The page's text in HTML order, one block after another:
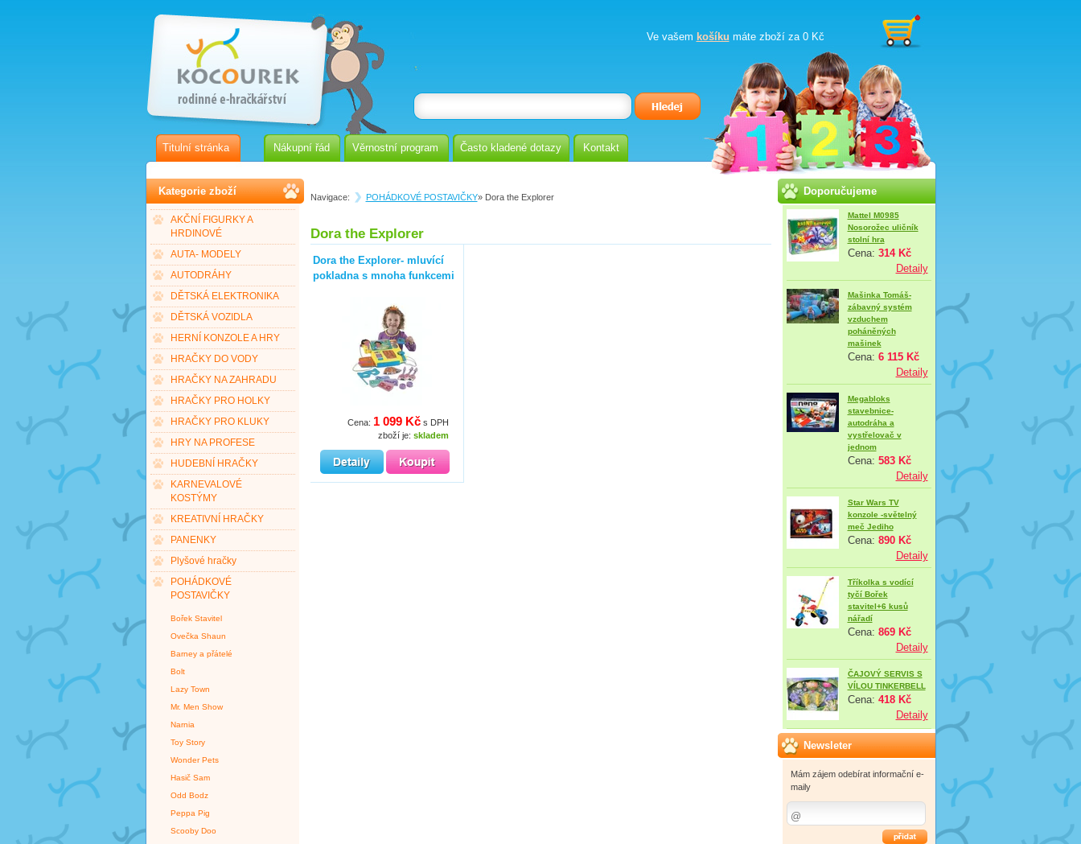
Ve vašem košíku máte zboží za 0 Kč
Titulní stránka Nákupní řád Věrnostní program Často kladené dotazy Kontakt
Kategorie zboží
AKČNÍ FIGURKY A
HRDINOVÉ
AUTA- MODELY
AUTODRÁHY
DĚTSKÁ ELEKTRONIKA
DĚTSKÁ VOZIDLA
HERNÍ KONZOLE A HRY
HRAČKY DO VODY
HRAČKY NA ZAHRADU
HRAČKY PRO HOLKY
HRAČKY PRO KLUKY
HRY NA PROFESE
HUDEBNÍ HRAČKY
KARNEVALOVÉ
KOSTÝMY
KREATIVNÍ HRAČKY
PANENKY
Plyšové hračky
POHÁDKOVÉ
POSTAVIČKY
Bořek Stavitel
Ovečka Shaun
Barney a přátelé
Bolt
Lazy Town
Mr. Men Show
Narnia
Toy Story
Wonder Pets
Hasič Sam
Odd Bodz
Peppa Pig
Scooby Doo
Navigace: POHÁDKOVÉ POSTAVIČKY» Dora the Explorer
Dora the Explorer
Dora the Explorer- mluvící
pokladna s mnoha funkcemi
Cena: 1 099 Kčs DPH
zboží je: skladem
Doporučujeme
Mattel M0985
Nosorožec uličník
stolní hra
Cena: 314 Kč
Detaily
Mašinka Tomáš-
zábavný systém
vzduchem
poháněných
mašinek
Cena: 6 115 Kč
Detaily
Megabloks
stavebnice-
autodráha a
vystřelovač v
jednom
Cena: 583 Kč
Detaily
Star Wars TV
konzole -světelný
meč Jediho
Cena: 890 Kč
Detaily
Tříkolka s vodící
tyčí Bořek
stavitel+6 kusů
nářadí
Cena: 869 Kč
Detaily
ČAJOVÝ SERVIS S
VÍLOU TINKERBELL
Cena: 418 Kč
Detaily
Newsleter
Mám zájem odebírat informační e-
maily
OK